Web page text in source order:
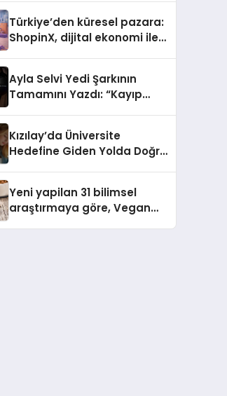
Türkiye’den küresel pazara:
ShopinX, dijital ekonomi ile
Ayla Selvi Yedi Şarkının
Tamamını Yazdı: “Kayıp
Kızılay’da Üniversite
Hedefine Giden Yolda Doğru
Yeni yapilan 31 bilimsel
araştırmaya göre, Vegan